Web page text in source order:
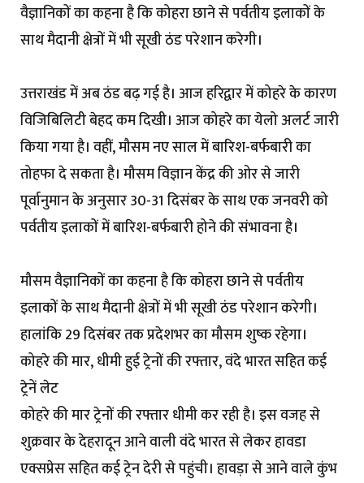
वैज्ञानिकों का कहना है कि कोहरा छाने से पर्वतीय इलाकों के
साथ मैदानी क्षेत्रों में भी सूखी ठंड परेशान करेगी।
उत्तराखंड में अब ठंड बढ़ गई है। आज हरिद्वार में कोहरे के कारण
विजिबिलिटी बेहद कम दिखी। आज कोहरे का येलो अलर्ट जारी
किया गया है। वहीं, मौसम नए साल में बारिश-बर्फबारी का
तोहफा दे सकता है। मौसम विज्ञान केंद्र की ओर से जारी
पूर्वानुमान के अनुसार 30-31 दिसंबर के साथ एक जनवरी को
पर्वतीय इलाकों में बारिश-बर्फबारी होने की संभावना है।
मौसम वैज्ञानिकों का कहना है कि कोहरा छाने से पर्वतीय
इलाकों के साथ मैदानी क्षेत्रों में भी सूखी ठंड परेशान करेगी।
हालांकि 29 दिसंबर तक प्रदेशभर का मौसम शुष्क रहेगा।
कोहरे की मार, धीमी हुई ट्रेनों की रफ्तार, वंदे भारत सहित कई
ट्रेनें लेट
कोहरे की मार ट्रेनों की रफ्तार धीमी कर रही है। इस वजह से
शुक्रवार के देहरादून आने वाली वंदे भारत से लेकर हावडा
एक्सप्रेस सहित कई ट्रेन देरी से पहुंची। हावड़ा से आने वाले कुंभ